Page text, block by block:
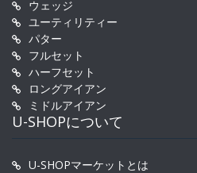
ウェッジ
ユーティリティー
パター
フルセット
ハーフセット
ロングアイアン
ミドルアイアン
U-SHOPについて
U-SHOPマーケットとは